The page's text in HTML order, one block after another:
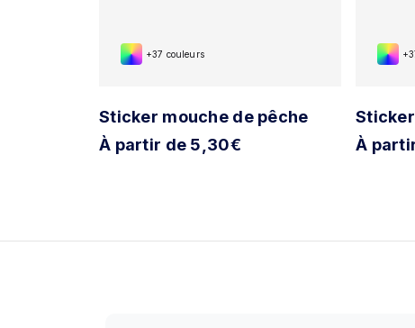
+37 couleurs
Sticker mouche de pêche
À partir de 5,30€
À